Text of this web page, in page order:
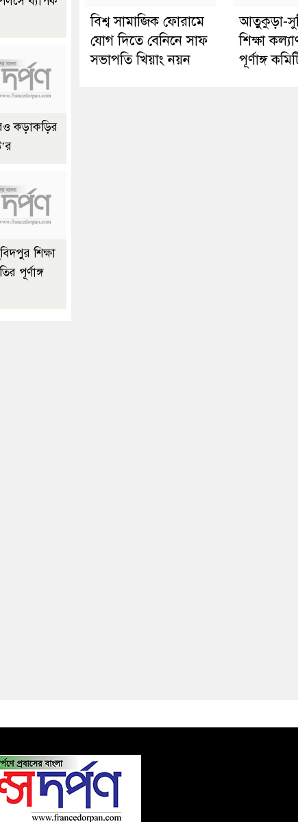
বিশ্ব সামাজিক ফোরামে
যোগ দিতে বেনিনে সাফ
সভাপতি খিয়াং নয়ন
আতুকুড়া-
শিক্ষা
পূর্ণাঙ্গ
কড়াকড়ির
শিক্ষা
পূর্ণাঙ্গ